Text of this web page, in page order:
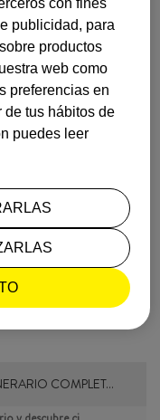
OT Bayonne
COMPLET…
publicidad, para
productos
web como
preferencias en
de tus hábitos de
puedes leer